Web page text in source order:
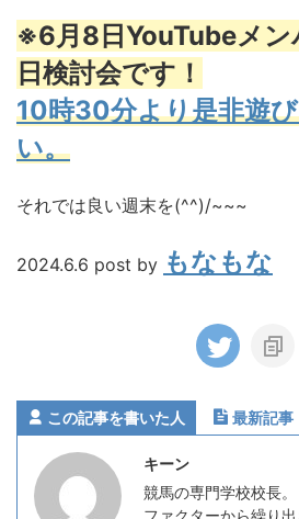
※6月8日YouTubeメン
日検討会です！
10時30分より是非遊
い。
それでは良い週末を(^^)/~~~
2024.6.6 post by もなもな
この記事を書いた人 最新記事
キーン
競馬の専門学校校長
ファクターから繰り